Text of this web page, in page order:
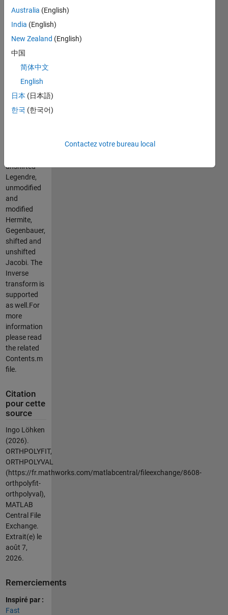
methods.
Any classical
set of
polynomials
implemented
and could be
easily used,
i.e. shifted
and
unshifted
unshifted
Legendre,
unmodified
and
modified
Hermite,
Gegenbauer,
shifted and
unshifted
Jacobi. The
Inverse
transform is
supported
as well.For
more
information
please read
the related
Contents.m
file.
Citation
pour cette
source
Ingo Löhken
(2026).
ORTHPOLYFIT,
ORTHPOLYVAL
(https://fr.mathworks.com/matlabcentral/fileexchange/8608-
orthpolyfit-
orthpolyval),
MATLAB
Central File
Exchange.
Extrait(e) le
août 7,
2026.
Remerciements
Inspiré par :
Fast
Australia (English)
India (English)
New Zealand (English)
中国
简体中文
English
日本 (日本語)
한국 (한국어)
Contactez votre bureau local